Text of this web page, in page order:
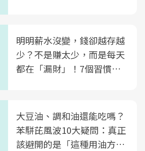
明明薪水沒變，錢卻越存越
少？不是賺太少，而是每天
都在「漏財」！7個習慣一
大豆油、調和油還能吃嗎？
苯駢芘風波10大疑問：真正
該避開的是「這種用油方